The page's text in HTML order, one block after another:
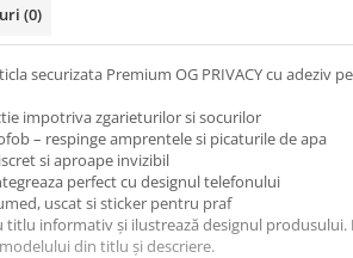
(0)
securizata Premium OG PRIVACY cu adeziv
impotriva zgarieturilor si socurilor
– respinge amprentele si picaturile de apa
si aproape invizibil
perfect cu designul telefonului
uscat si sticker pentru praf
titlu informativ și ilustrează designul produsului.
din titlu și descriere.